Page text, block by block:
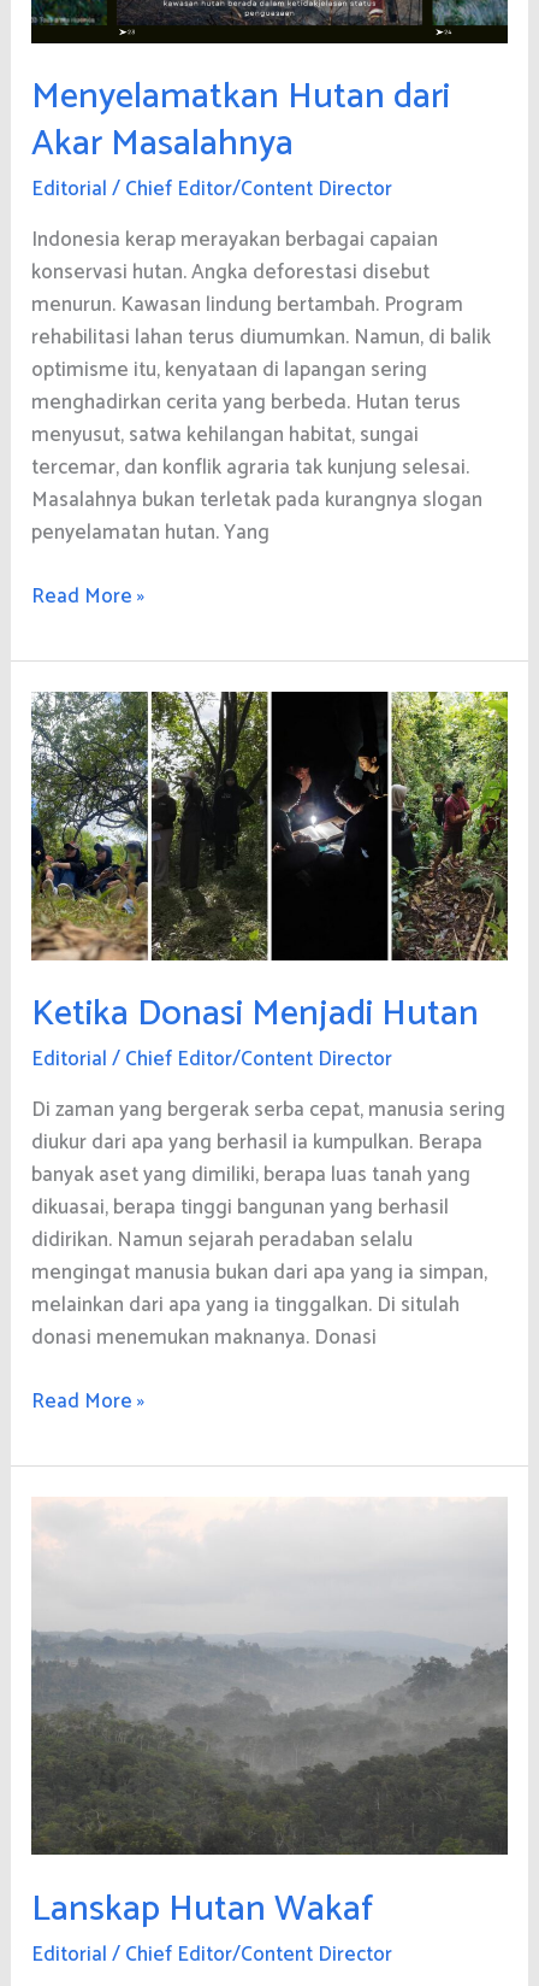
Menyelamatkan Hutan dari
Akar Masalahnya
Editorial/Chief Editor/Content Director
Indonesia kerap merayakan berbagai capaian
konservasi hutan. Angka deforestasi disebut
menurun. Kawasan lindung bertambah. Program
rehabilitasi lahan terus diumumkan. Namun, di balik
optimisme itu, kenyataan di lapangan sering
menghadirkan cerita yang berbeda. Hutan terus
menyusut, satwa kehilangan habitat, sungai
tercemar, dan konflik agraria tak kunjung selesai.
Masalahnya bukan terletak pada kurangnya slogan
penyelamatan hutan. Yang
Menyelamatkan
dari
Akar
Masalahnya
Read More »
Ketika Donasi Menjadi Hutan
Editorial/Chief Editor/Content Director
Di zaman yang bergerak serba cepat, manusia sering
diukur dari apa yang berhasil ia kumpulkan. Berapa
banyak aset yang dimiliki, berapa luas tanah yang
dikuasai, berapa tinggi bangunan yang berhasil
didirikan. Namun sejarah peradaban selalu
mengingat manusia bukan dari apa yang ia simpan,
melainkan dari apa yang ia tinggalkan. Di situlah
donasi menemukan maknanya. Donasi
Ketika
Menjadi
Hutan
Read More »
Lanskap Hutan Wakaf
Editorial/Chief Editor/Content Director